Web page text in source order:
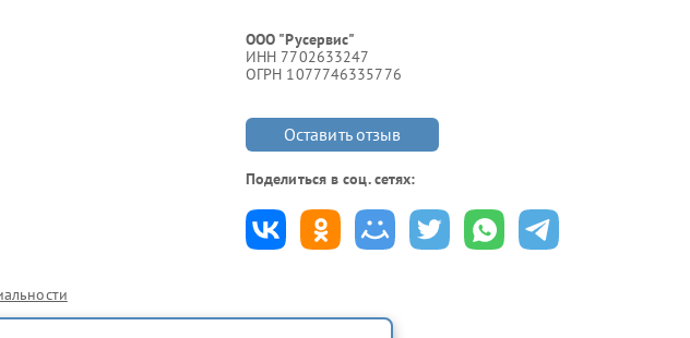
ООО "Русервис"
ИНН 7702633247
ОГРН 1077746335776
Оставить отзыв
Поделиться в соц. сетях: